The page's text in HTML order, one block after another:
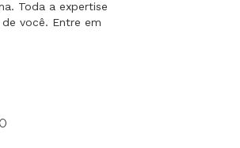
Toda a expertise
você. Entre em